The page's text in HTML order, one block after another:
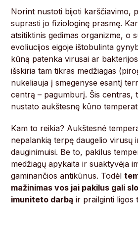
Norint nustoti bijoti karščiavimo,
suprasti jo fiziologinę prasmę.
atsitiktinis gedimas organizme, o
evoliucijos eigoje ištobulinta
kūną patenka virusai ar
išskiria tam tikras medžiagas
nukeliauja į smegenyse esantį
centrą – pagumburį. Šis centras,
nustato aukštesnę kūno
Kam to reikia? Aukštesnė
nepalankią terpę daugelio virusų
dauginimuisi. Be to, pakilus
medžiagų apykaita ir suaktyvėja
gaminančios antikūnus. Todėl
mažinimas vos jai pakilus gali
imuniteto darbą ir prailginti ligos